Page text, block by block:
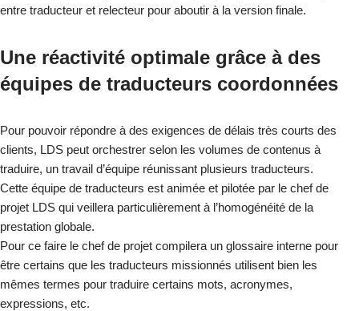
entre traducteur et relecteur pour aboutir à la version finale.
Une réactivité optimale grâce à des
équipes de traducteurs coordonnées
Pour pouvoir répondre à des exigences de délais très courts des
clients, LDS peut orchestrer selon les volumes de contenus à
traduire, un travail d’équipe réunissant plusieurs traducteurs.
Cette équipe de traducteurs est animée et pilotée par le chef de
projet LDS qui veillera particulièrement à l’homogénéité de la
prestation globale.
Pour ce faire le chef de projet compilera un glossaire interne pour
être certains que les traducteurs missionnés utilisent bien les
mêmes termes pour traduire certains mots, acronymes,
expressions, etc.